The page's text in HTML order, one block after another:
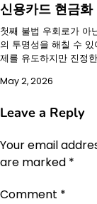
신용카드 현금
첫째 불법 우회로가 아
의 투명성을 해칠 수
제를 유도하지만 진정
May 2, 2026
Leave a Reply
Your email
are marked *
Comment *